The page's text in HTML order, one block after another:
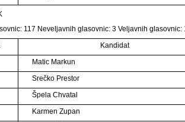
117 Neveljavnih glasovnic: 3 Veljavnih
Kandidat
Matic Markun
Srečko Prestor
Špela Chvatal
Karmen Zupan